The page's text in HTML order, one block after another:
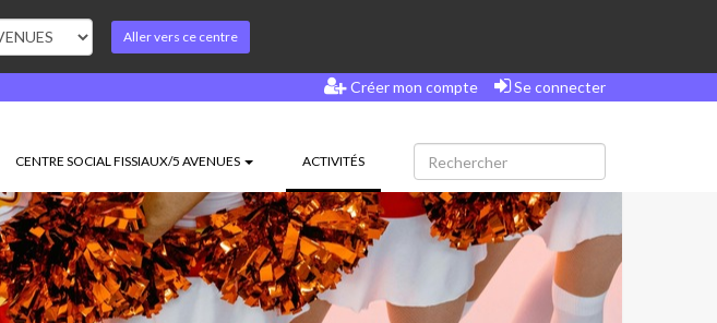
Aller vers ce centre
Créer mon compte Se connecter
CENTRE SOCIAL FISSIAUX/5 AVENUES ACTIVITÉS(CURRENT)